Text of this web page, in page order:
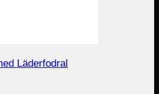
Läderfodral